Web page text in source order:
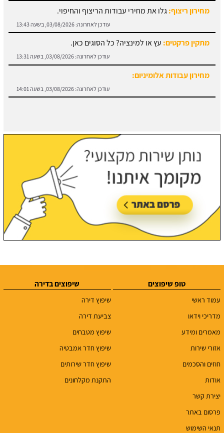
מתקין פרקטים:עץ או למינציה? כל הסוגים כאן.
עודכן לאחרונה:03/08/2026, בשעה 13:31
מחירון עבודות אלומיניום:
עודכן לאחרונה: 03/08/2026, בשעה 14:01
טופ שיפוצים
עמוד ראשי
מדריכי וידאו
מאמרים ומידע
אזורי שירות
חוזים והסכמים
אודות
יצירת קשר
פרסום באתר
תנאי השימוש
שיפוצים בדירה
שיפוץ דירה
צביעת דירה
שיפוץ מטבחים
שיפוץ חדר אמבטיה
שיפוץ חדר שירותים
התקנת מקלחונים